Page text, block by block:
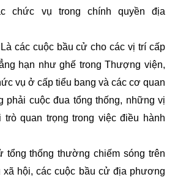
chức vụ trong chính quyền địa
các cuộc bầu cử cho các vị trí cấp
hạn như ghế trong Thượng viện,
vụ ở cấp tiểu bang và các cơ quan
phải cuộc đua tổng thống, những vị
quan trọng trong việc điều hành
tổng thống thường chiếm sóng trên
xã hội, các cuộc bầu cử địa phương